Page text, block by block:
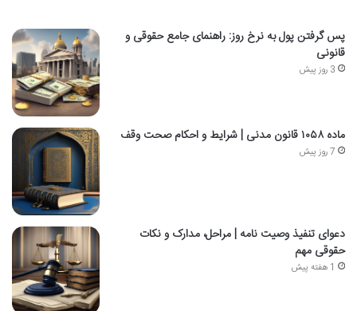
پس گرفتن پول به نرخ روز: راهنمای جامع حقوقی و
قانونی
3 روز پیش
ماده ۱۰۵۸ قانون مدنی | شرایط و احکام صحت وقف
7 روز پیش
دعوای تنفیذ وصیت نامه | مراحل، مدارک و نکات
حقوقی مهم
1 هفته پیش